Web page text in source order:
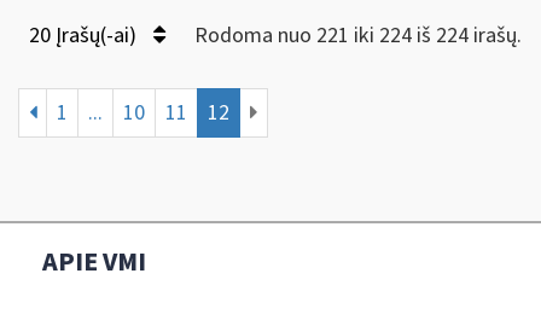
20 Įrašų(-ai) Rodoma nuo 221 iki 224 iš 224 irašų.
1 ... 10 11 12
APIE VMI